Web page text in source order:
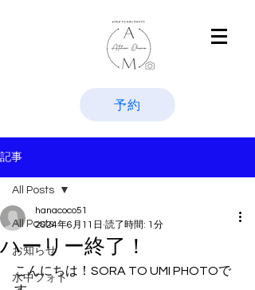
予約
記事
All Posts
お知らせ
水中フォト
All Posts
ハーリー終了！
hanacoco51
2024年6月11日 読了時間: 1分
こんにちは！SORA TO UMI PHOTOで